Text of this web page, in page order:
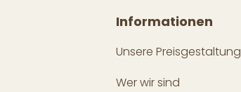
Informationen
Unsere Preisgestaltung
Wer wir sind